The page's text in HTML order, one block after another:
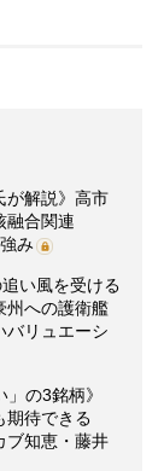
が解説》高市
融合関連
み
い風を受ける
州への護衛艦
バリュエーシ
の3銘柄》
期待できる
ブ知恵・藤井